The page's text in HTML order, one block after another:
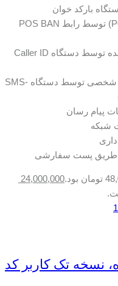
بارکد خوان
اتصال به دستگاه کارت خوان (POS) توسط رابط POS BAN
نمایش شماره و تصویر تماس گیرنده توسط دستگاه Caller ID
ارسال پیامک از طریق سیم کارت شخصی توسط دستگاه SMS-
شبکه
طریق پست سفارشی
24,000,000
نسخه تک کاربر کد